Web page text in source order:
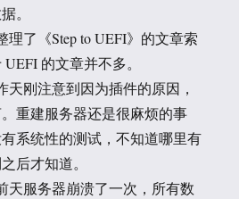
。
理了《Step to UEFI》的文章索
的文章并不多。
天刚注意到因为插件的原因，
重建服务器还是很麻烦的事
系统性的测试，不知道哪里有
后才知道。
天服务器崩溃了一次，所有数